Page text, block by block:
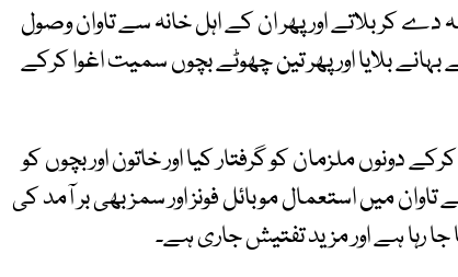
دے کر بلاتے اور پھر ان کے اہل خانہ سے تاوان وصول
بلایا اور پھر تین چھوٹے بچوں سمیت اغوا کرکے
دونوں ملزمان کو گرفتار کیا اور خاتون اور بچوں کو
میں استعمال موبائل فونز اور سمز بھی بر آمد کی
رہا ہے اور مزید تفتیش جاری ہے۔